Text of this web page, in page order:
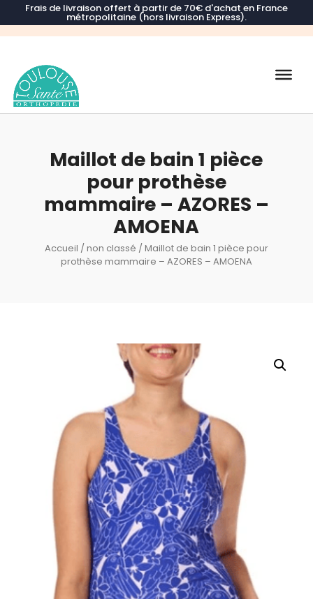
Frais de livraison offert à partir de 70€ d'achat en France
métropolitaine (hors livraison Express).
Recherche
Maillot de bain 1 pièce
pour prothèse
mammaire – AZORES –
AMOENA
Accueil /non classé / Maillot de bain 1 pièce pour
prothèse mammaire – AZORES – AMOENA